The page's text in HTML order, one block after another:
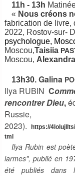
11h - 13h
« Nous créons
fabrication de livre,
2022, Rostov-sur-
psychologue,
Moscou,Taisiia
Moscou, Alexandra
13h30.Galina
Ilya RUBIN C
rencontrer Dieu,
Russie,
2023).
https://
tml
Ilya Rubin est
larmes", publié en
été publiés dans